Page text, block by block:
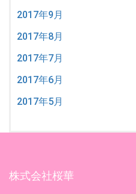
2017年9月
2017年8月
2017年7月
2017年6月
2017年5月
株式会社桜華